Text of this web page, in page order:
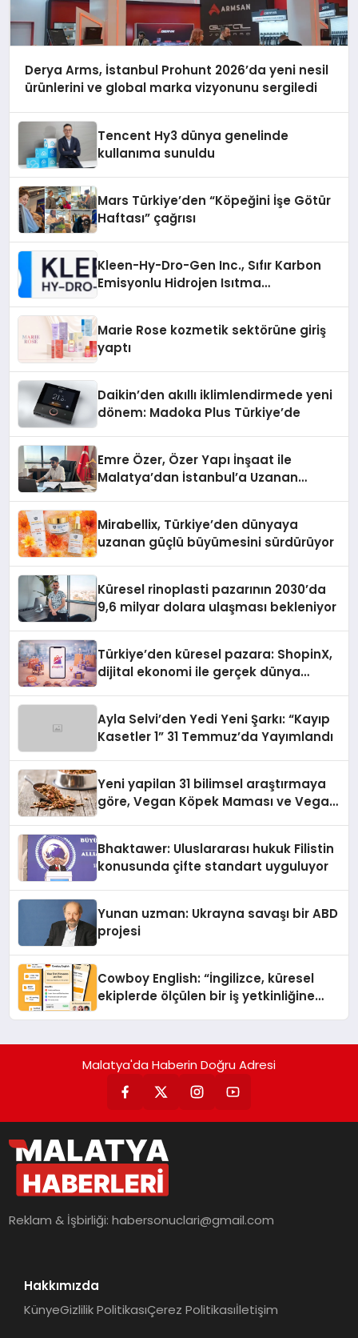
Derya Arms, İstanbul Prohunt 2026’da yeni nesil
ürünlerini ve global marka vizyonunu sergiledi
Tencent Hy3 dünya genelinde
kullanıma sunuldu
Mars Türkiye’den “Köpeğini İşe Götür
Haftası” çağrısı
Kleen-Hy-Dro-Gen Inc., Sıfır Karbon
Emisyonlu Hidrojen Isıtma
Marie Rose kozmetik sektörüne giriş
yaptı
Daikin’den akıllı iklimlendirmede yeni
dönem: Madoka Plus Türkiye’de
Emre Özer, Özer Yapı İnşaat ile
Malatya’dan İstanbul’a Uzanan
Mirabellix, Türkiye’den dünyaya
uzanan güçlü büyümesini sürdürüyor
Küresel rinoplasti pazarının 2030’da
9,6 milyar dolara ulaşması bekleniyor
Türkiye’den küresel pazara: ShopinX,
dijital ekonomi ile gerçek dünya
Ayla Selvi’den Yedi Yeni Şarkı: “Kayıp
Kasetler 1” 31 Temmuz’da Yayımlandı
Yeni yapilan 31 bilimsel araştırmaya
göre, Vegan Köpek Maması ve Vegan
Bhaktawer: Uluslararası hukuk Filistin
konusunda çifte standart uyguluyor
Yunan uzman: Ukrayna savaşı bir ABD
projesi
Cowboy English: “İngilizce, küresel
ekiplerde ölçülen bir iş yetkinliğine
Malatya'da Haberin Doğru Adresi
Reklam & İşbirliği:habersonuclari@gmail.com
Hakkımızda
KünyeGizlilik PolitikasıÇerez Politikasıİletişim